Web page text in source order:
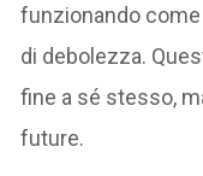
funzionando
di debolezza.
fine a sé stesso,
future.